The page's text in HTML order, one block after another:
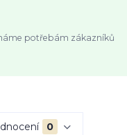
potřebám zákazníků
0